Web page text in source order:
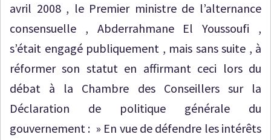
avril 2008 , le Premier ministre de l’alternance
consensuelle , Abderrahmane El Youssoufi ,
s’était engagé publiquement , mais sans suite , à
réformer son statut en affirmant ceci lors du
débat à la Chambre des Conseillers sur la
Déclaration de politique générale du
gouvernement : » En vue de défendre les intérêts